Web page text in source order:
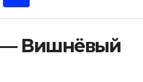
— Вишнёвый